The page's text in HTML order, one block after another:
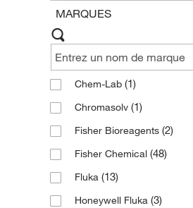
MARQUES
Chem-Lab (1)
Chromasolv (1)
Fisher Bioreagents (2)
Fisher Chemical (48)
Fluka (13)
Honeywell Fluka (3)